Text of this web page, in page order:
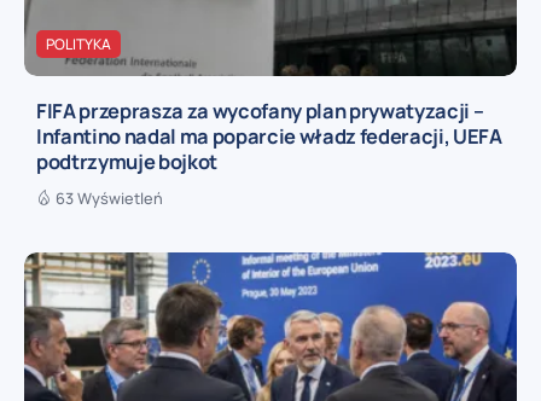
POLITYKA
FIFA przeprasza za wycofany plan prywatyzacji –
Infantino nadal ma poparcie władz federacji, UEFA
podtrzymuje bojkot
63 Wyświetleń